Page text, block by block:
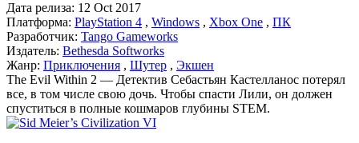
Дата релиза: 12 Oct 2017
Платформа: PlayStation 4 , Windows , Xbox One , ПК
Разработчик: Tango Gameworks
Издатель: Bethesda Softworks
Жанр: Приключения , Шутер , Экшен
The Evil Within 2 — Детектив Себастьян Кастелланос потерял
все, в том числе свою дочь. Чтобы спасти Лили, он должен
спуститься в полные кошмаров глубины STEM.